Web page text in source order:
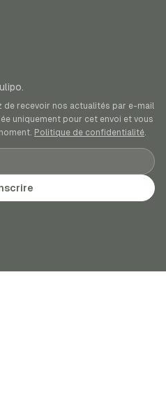
de recevoir nos actualités par e-mail
uniquement pour cet envoi et vous
Politique de confidentialité.